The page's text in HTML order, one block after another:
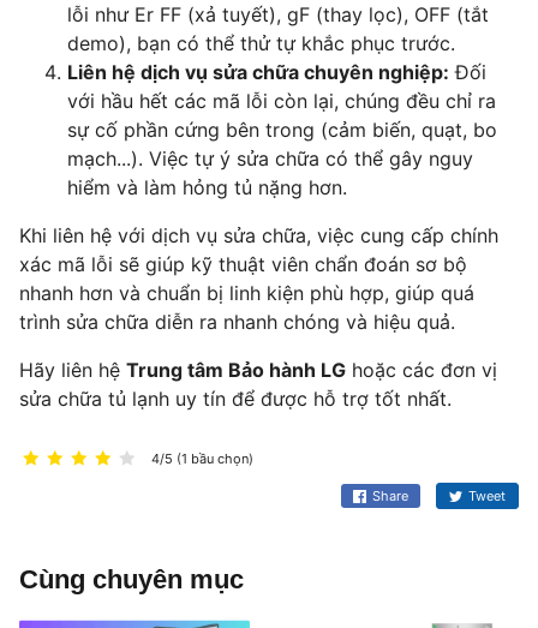
lỗi như Er FF (xả tuyết), gF (thay lọc), OFF (tắt
demo), bạn có thể thử tự khắc phục trước.
Liên hệ dịch vụ sửa chữa chuyên nghiệp: Đối
với hầu hết các mã lỗi còn lại, chúng đều chỉ ra
sự cố phần cứng bên trong (cảm biến, quạt, bo
mạch...). Việc tự ý sửa chữa có thể gây nguy
hiểm và làm hỏng tủ nặng hơn.
Khi liên hệ với dịch vụ sửa chữa, việc cung cấp chính
xác mã lỗi sẽ giúp kỹ thuật viên chẩn đoán sơ bộ
nhanh hơn và chuẩn bị linh kiện phù hợp, giúp quá
trình sửa chữa diễn ra nhanh chóng và hiệu quả.
Hãy liên hệ Trung tâm Bảo hành LG hoặc các đơn vị
sửa chữa tủ lạnh uy tín để được hỗ trợ tốt nhất.
4/5 (1 bầu chọn)
Share Tweet
Cùng chuyên mục